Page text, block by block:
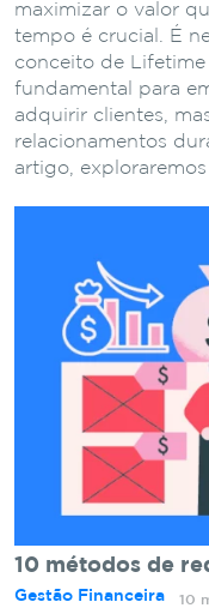
maximizar o valor
tempo é crucial. É
conceito de
fundamental para
adquirir clientes,
relacionamentos
artigo,
10 métodos de
Gestão Financeira 10